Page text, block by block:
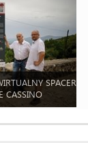
SPACER
CASSINO